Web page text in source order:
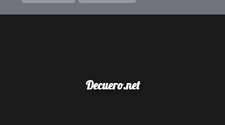
Decuero.net